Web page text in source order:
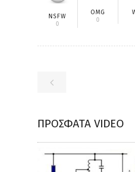
NSFW
0
OMG
0
ΠΡΌΣΦΑΤΑ VIDEO